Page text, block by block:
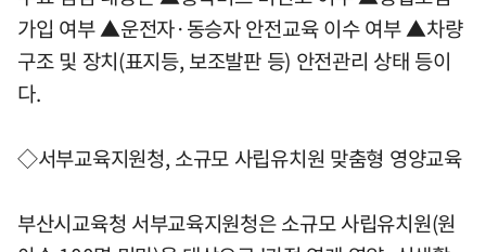
가입 여부 ▲운전자·동승자 안전교육 이수 여부 ▲차량
구조 및 장치(표지등, 보조발판 등) 안전관리 상태 등이
다.
◇서부교육지원청, 소규모 사립유치원 맞춤형 영양교육
부산시교육청 서부교육지원청은 소규모 사립유치원(원